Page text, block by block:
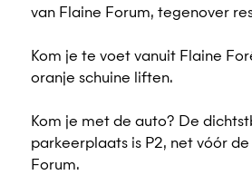
van Flaine Forum, tegenover
Kom je te voet vanuit Flaine
oranje schuine liften.
Kom je met de auto? De
parkeerplaats is P2, net vóór
Forum.